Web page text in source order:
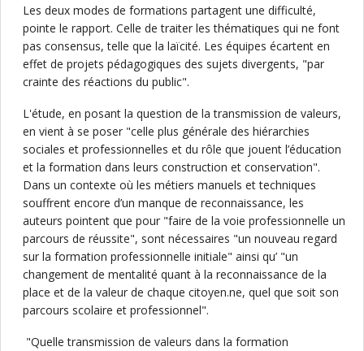
Les deux modes de formations partagent une difficulté,
pointe le rapport. Celle de traiter les thématiques qui ne font
pas consensus, telle que la laïcité. Les équipes écartent en
effet de projets pédagogiques des sujets divergents, "par
crainte des réactions du public".
L'étude, en posant la question de la transmission de valeurs,
en vient à se poser "celle plus générale des hiérarchies
sociales et professionnelles et du rôle que jouent l’éducation
et la formation dans leurs construction et conservation".
Dans un contexte où les métiers manuels et techniques
souffrent encore d’un manque de reconnaissance, les
auteurs pointent que pour "faire de la voie professionnelle un
parcours de réussite", sont nécessaires "un nouveau regard
sur la formation professionnelle initiale" ainsi qu’ "un
changement de mentalité quant à la reconnaissance de la
place et de la valeur de chaque citoyen.ne, quel que soit son
parcours scolaire et professionnel".
"Quelle transmission de valeurs dans la formation